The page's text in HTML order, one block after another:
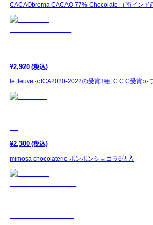
CACAObroma CACAO 77% Chocolate （南インド
¥2,920 (税込)
le fleuve ≪ICA2020-2022の受賞3種, C.C.C受賞≫
¥2,300 (税込)
mimosa chocolaterie ボンボンショコラ6個入